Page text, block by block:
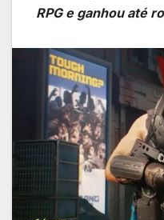
RPG e ganhou até